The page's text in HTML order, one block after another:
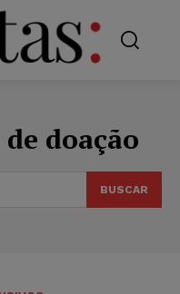
doação
BUSCAR